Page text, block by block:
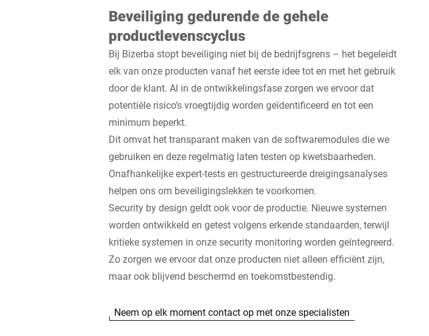
Beveiliging gedurende de gehele
productlevenscyclus
Bij Bizerba stopt beveiliging niet bij de bedrijfsgrens – het begeleidt
elk van onze producten vanaf het eerste idee tot en met het gebruik
door de klant. Al in de ontwikkelingsfase zorgen we ervoor dat
potentiële risico’s vroegtijdig worden geïdentificeerd en tot een
minimum beperkt.
Dit omvat het transparant maken van de softwaremodules die we
gebruiken en deze regelmatig laten testen op kwetsbaarheden.
Onafhankelijke expert-tests en gestructureerde dreigingsanalyses
helpen ons om beveiligingslekken te voorkomen.
Security by design geldt ook voor de productie. Nieuwe systemen
worden ontwikkeld en getest volgens erkende standaarden, terwijl
kritieke systemen in onze security monitoring worden geïntegreerd.
Zo zorgen we ervoor dat onze producten niet alleen efficiënt zijn,
maar ook blijvend beschermd en toekomstbestendig.
Neem op elk moment contact op met onze specialisten